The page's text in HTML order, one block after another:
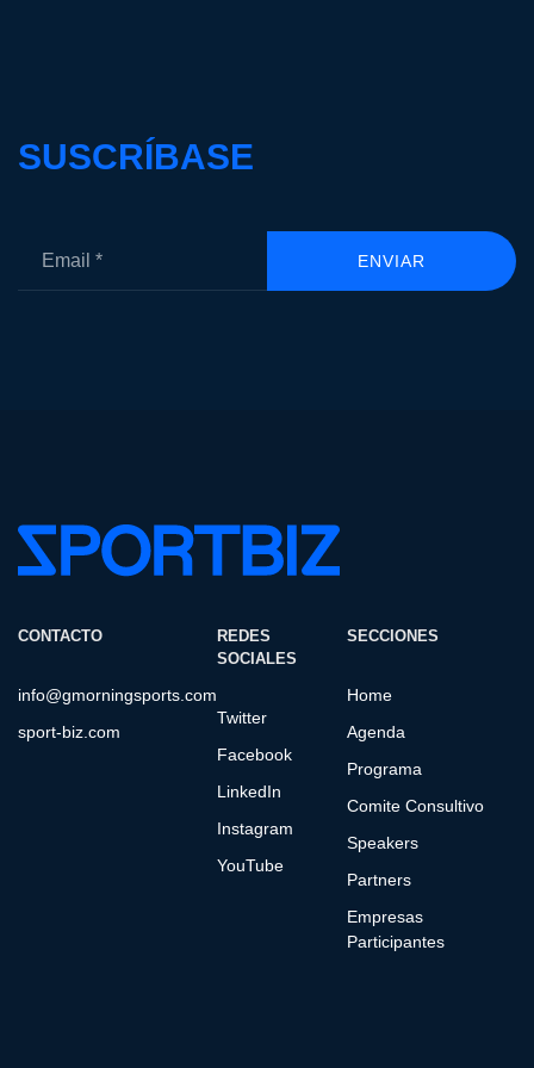
SUSCRÍBASE
ENVIAR
CONTACTO
info@gmorningsports.com
sport-biz.com
REDES
SOCIALES
Twitter
Facebook
LinkedIn
Instagram
YouTube
SECCIONES
Home
Agenda
Programa
Comite Consultivo
Speakers
Partners
Empresas
Participantes